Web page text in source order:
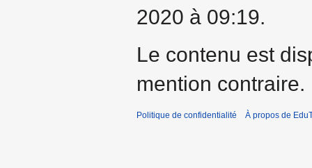
2020 à 09:19.
Le contenu est
mention contraire.
Politique de confidentialité À propos de